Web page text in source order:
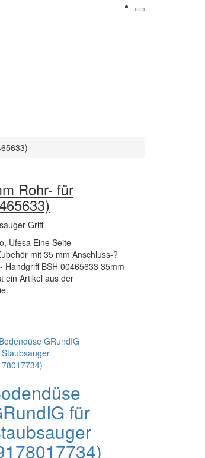
Rohr- für
Griff
Ufesa Eine Seite
mit 35 mm Anschluss-?
Handgriff BSH 00465633 35mm
ein Artikel aus der
für